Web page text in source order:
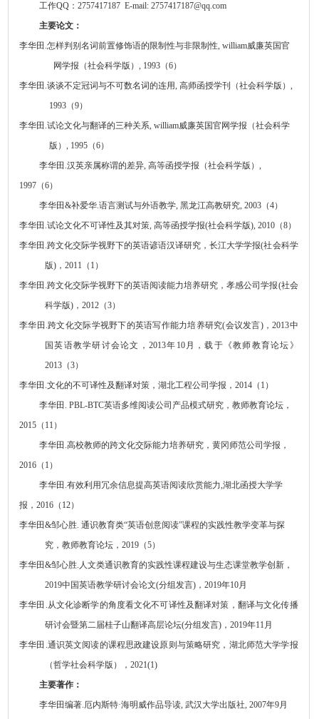
工作QQ ：2757417187 E-mail: 2757417187@qq.com
主要论文：
李华田 .怎样判别名词前置修饰语的限制性与非限制性,william威廉英国官
网学报（社会科学版）, 1993 （6）
李华田 .谈谈不定冠词与不可数名词的连用,高师函授学刊（社会科学版）,
1993 （9）
李华田 .试论文化与翻译的三种关系,william威廉英国官网学报（社会科学
版）, 1995 （6）
李华田 .汉英亲属称谓的差异,高等函授学报（社会科学版）,
1997 （6）
李华田&补爱华.语言测试与外语教学,黑龙江高教研究, 2003 （4）
李华田 .试论文化不可译性及其对策,高等函授学报(社会科学版), 2010 （8）
李华田 .跨文化交际学视野下的英语谚语汉译研究，长江大学学报(社会科学
版) ，2011 （ 1 ）
李华田 .跨文化交际学视野下的英语阅读能力培养研究，孝感公司学报(社会
科学版) ，2012 （3）
李华田 .跨文化交际学视野下的英语写作能力培养研究(会议发言)，2013中
国英语教学研讨会论文 ， 2013年 10月，载于《教师教育论坛》
2013 （3）
李华田 .文化的不可译性及翻译对策，湖北工程公司学报，2014 （ 1 ）
李华田 . PBL-BTC英语多维阅读公司产品模式研究，教师教育论坛，
2015 （ 11 ）
李华田 .高校教师的跨文化交际能力培养研究，黄冈师范公司学报，
2016 （ 1 ）
李华田 .有效利用冗余信息提高英语阅读欣赏能力,湖北函授大学学
报，2016 （ 12）
李华田&邹心胜. 通识教育类“英语创意阅读”课程的实践性教学变革与探
究，教师教育论坛 ，2019 （5）
李华田&邹心胜. 人文类通识教育的实践性课程建设与生态课堂教学创新，
2019中国英语教学研讨会论文(分组发言) ，2019年10月
李华田 .从文化诊断学的角度看文化不可译性及翻译对策，翻译与文化传播
研讨会暨第二届桂子山翻译高层论坛(分组发言) ，2019年11 月
李华田 .通识英文阅读的课程思政建设原则与策略研究，湖北师范大学学报
（哲学社会科学版），2021(1)
主要著作：
李华田编著.厄内斯特·海明威作品导读,武汉大学出版社, 2007年9月